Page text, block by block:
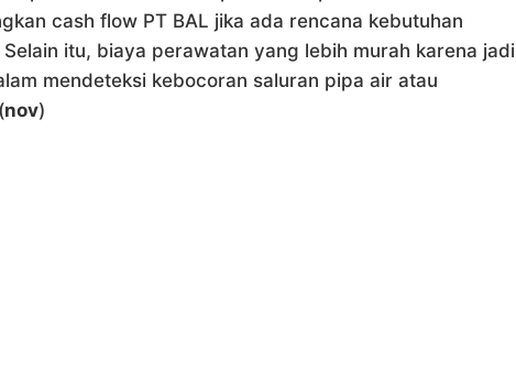
cash flow PT BAL jika ada rencana kebutuhan
itu, biaya perawatan yang lebih murah karena jadi
mendeteksi kebocoran saluran pipa air atau
nov)